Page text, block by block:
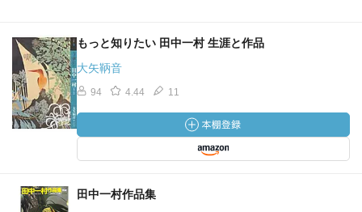
もっと知りたい 田中一村 生涯と作品
大矢鞆音
94 4.44 11
田中一村作品集